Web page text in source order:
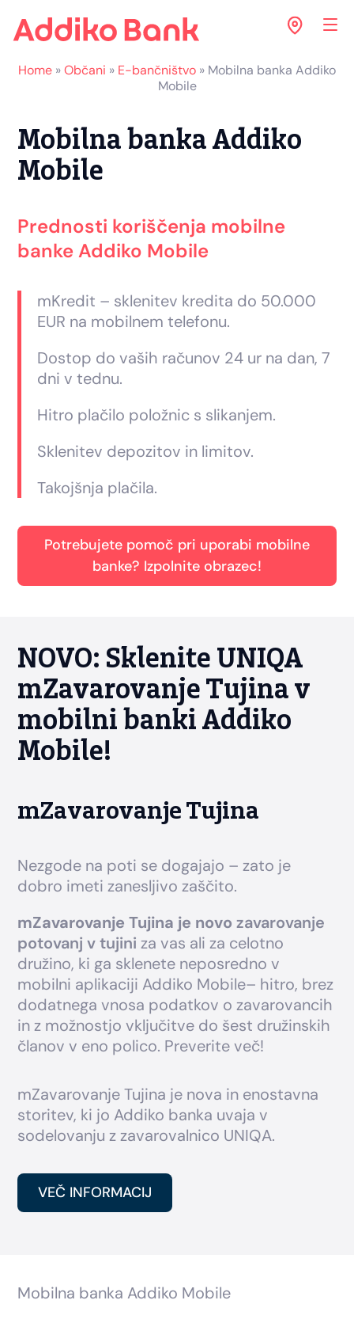
Home »Občani » E-bančništvo » Mobilna banka Addiko
Mobile
Mobilna banka Addiko
Mobile
Prednosti koriščenja mobilne
banke Addiko Mobile
mKredit – sklenitev kredita do 50.000
EUR na mobilnem telefonu.
Dostop do vaših računov 24 ur na dan, 7
dni v tednu.
Hitro plačilo položnic s slikanjem.
Sklenitev depozitov in limitov.
Takojšnja plačila.
Potrebujete pomoč pri uporabi mobilne
banke? Izpolnite obrazec!
NOVO: Sklenite UNIQA
mZavarovanje Tujina v
mobilni banki Addiko
Mobile!
mZavarovanje Tujina
Nezgode na poti se dogajajo – zato je
dobro imeti zanesljivo zaščito.
mZavarovanje Tujina je novozavarovanje
potovanj v tujini za vas ali za celotno
družino, ki ga sklenete neposredno v
mobilni aplikaciji Addiko Mobile– hitro, brez
dodatnega vnosa podatkov o zavarovancih
in z možnostjo vključitve do šest družinskih
članov v eno polico. Preverite več!
mZavarovanje Tujina je nova in enostavna
storitev, ki jo Addiko banka uvaja v
sodelovanju z zavarovalnico UNIQA.
VEČ INFORMACIJ
Mobilna banka Addiko Mobile